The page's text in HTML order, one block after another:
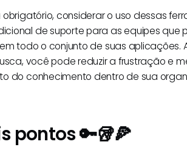
obrigatório, considerar o uso dessas
de suporte para as equipes que
todo o conjunto de suas aplicações.
você pode reduzir a frustração e
do conhecimento dentro de sua
pontos 🔑🥡🍕